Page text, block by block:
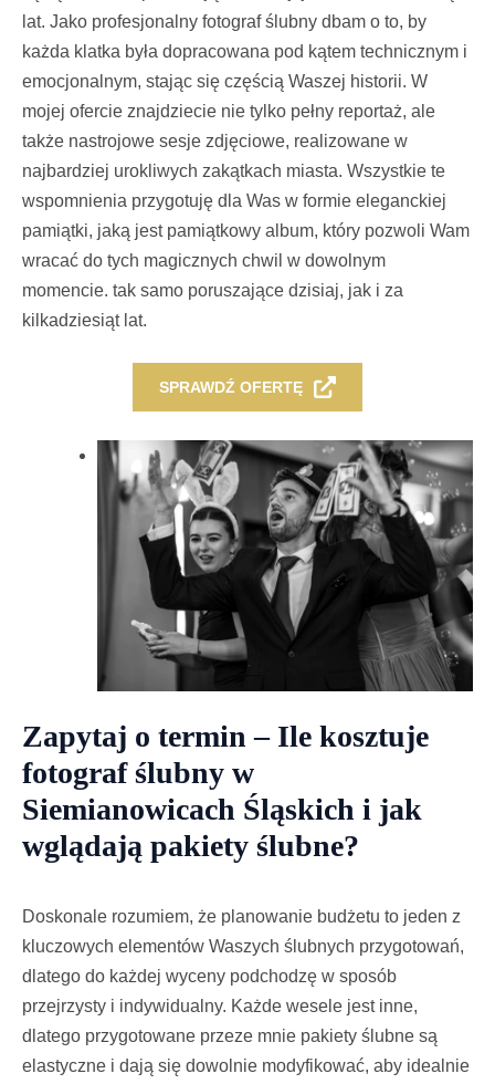
lat. Jako profesjonalny fotograf ślubny dbam o to, by
każda klatka była dopracowana pod kątem technicznym i
emocjonalnym, stając się częścią Waszej historii. W
mojej ofercie znajdziecie nie tylko pełny reportaż, ale
także nastrojowe sesje zdjęciowe, realizowane w
najbardziej urokliwych zakątkach miasta. Wszystkie te
wspomnienia przygotuję dla Was w formie eleganckiej
pamiątki, jaką jest pamiątkowy album, który pozwoli Wam
wracać do tych magicznych chwil w dowolnym
momencie. tak samo poruszające dzisiaj, jak i za
kilkadziesiąt lat.
SPRAWDŹ OFERTĘ
Zapytaj o termin – Ile kosztuje
fotograf ślubny w
Siemianowicach Śląskich i jak
wglądają pakiety ślubne?
Doskonale rozumiem, że planowanie budżetu to jeden z
kluczowych elementów Waszych ślubnych przygotowań,
dlatego do każdej wyceny podchodzę w sposób
przejrzysty i indywidualny. Każde wesele jest inne,
dlatego przygotowane przeze mnie pakiety ślubne są
elastyczne i dają się dowolnie modyfikować, aby idealnie